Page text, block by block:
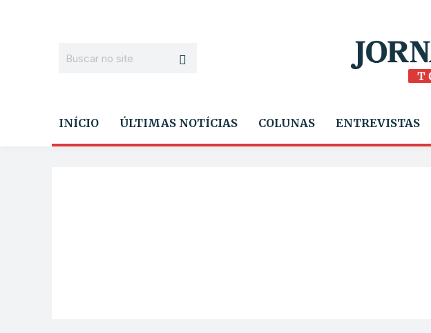
INÍCIO ÚLTIMAS NOTÍCIAS COLUNAS ENTREVISTAS